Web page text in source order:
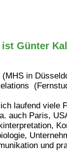
Günter
in
laufend viele
auch Paris,
und